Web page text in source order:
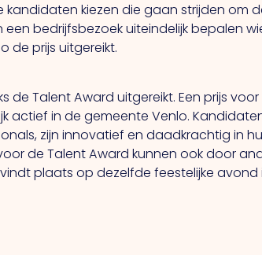
kiezen die gaan strijden om
bedrijfsbezoek uiteindelijk bepalen
de prijs uitgereikt.
de Talent Award uitgereikt. Een prijs
in de gemeente Venlo.
zijn innovatief en daadkrachtig in
de Talent Award kunnen ook door
plaats op dezelfde feestelijke